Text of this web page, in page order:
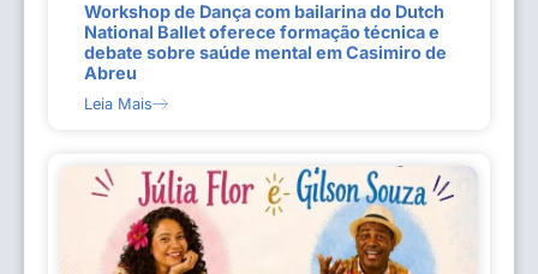
Workshop de Dança com bailarina do Dutch
National Ballet oferece formação técnica e
debate sobre saúde mental em Casimiro de
Abreu
Leia Mais